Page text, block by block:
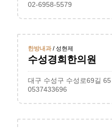
02-6958-5579
한방내과/ 성현제
수성경희한의원
대구 수성구 수성로69길
0537433696